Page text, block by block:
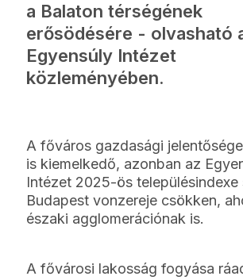
a Balaton térségének
erősödésére - olvasható
Egyensúly Intézet
közleményében.
A főváros gazdasági
is kiemelkedő, azonban az
Intézet 2025-ös településindexe
Budapest vonzereje csökken,
északi agglomerációnak is.
A fővárosi lakosság fogyása